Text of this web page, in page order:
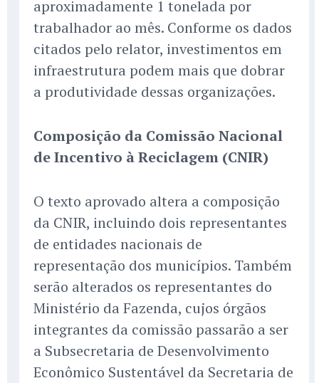
aproximadamente 1 tonelada por
trabalhador ao mês. Conforme os dados
citados pelo relator, investimentos em
infraestrutura podem mais que dobrar
a produtividade dessas organizações.
Composição da Comissão Nacional
de Incentivo à Reciclagem (CNIR)
O texto aprovado altera a composição
da CNIR, incluindo dois representantes
de entidades nacionais de
representação dos municípios. Também
serão alterados os representantes do
Ministério da Fazenda, cujos órgãos
integrantes da comissão passarão a ser
a Subsecretaria de Desenvolvimento
Econômico Sustentável da Secretaria de